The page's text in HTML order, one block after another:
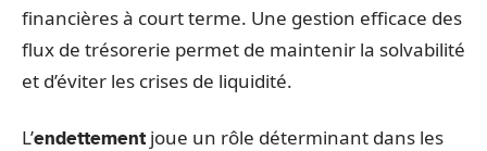
financières à court terme. Une gestion efficace des
flux de trésorerie permet de maintenir la solvabilité
et d’éviter les crises de liquidité.
L’endettement joue un rôle déterminant dans les